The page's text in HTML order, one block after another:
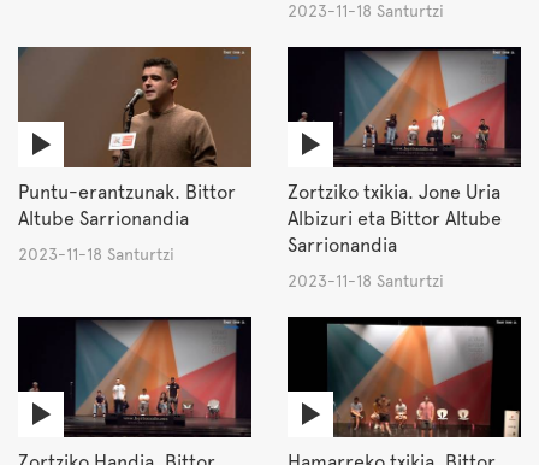
2023-11-18 Santurtzi
Puntu-erantzunak. Bittor
Altube Sarrionandia
2023-11-18 Santurtzi
Zortziko txikia. Jone Uria
Albizuri eta Bittor Altube
Sarrionandia
2023-11-18 Santurtzi